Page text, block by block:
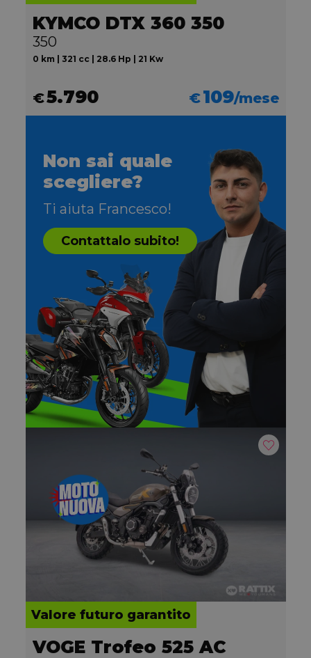
KYMCO DTX 360 350
350
0 km | 321 cc | 28.6 Hp | 21 Kw
€5.790 €109/mese
Non sai quale
scegliere?
Ti aiuta Francesco!
Contattalo subito!
Valore futuro garantito
VOGE Trofeo 525 AC